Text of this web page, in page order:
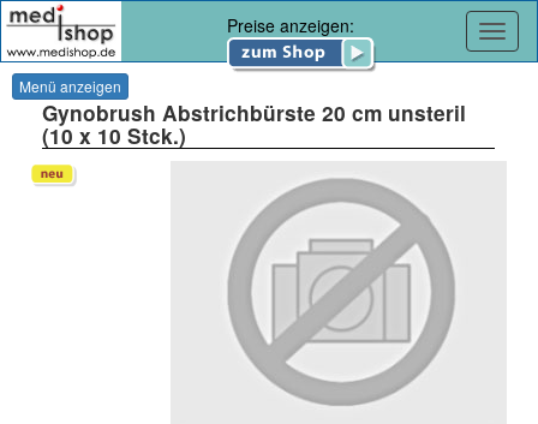
Preise anzeigen:
Menü anzeigen
Gynobrush Abstrichbürste 20 cm unsteril
(10 x 10 Stck.)